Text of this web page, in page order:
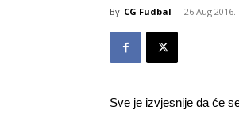
By CG Fudbal - 26 Aug 2016.
Sve je izvjesnije da će